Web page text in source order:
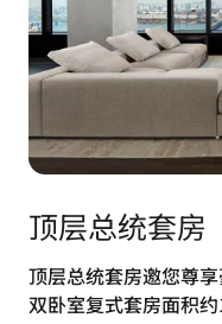
顶层总统套房
顶层总统套房邀您尊
双卧室复式套房面积